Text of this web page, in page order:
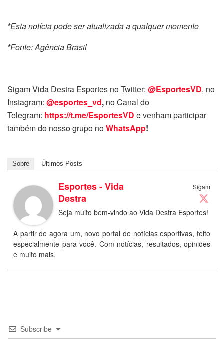
*Esta notícia pode ser atualizada a qualquer momento
*Fonte: Agência Brasil
Sigam Vida Destra Esportes no Twitter: @EsportesVD, no
Instagram: @esportes_vd, no Canal do
Telegram: https://t.me/EsportesVD e venham participar
também do nosso grupo noWhatsApp!
Sobre Últimos Posts
Sigam
Esportes - Vida
Destra
Seja muito bem-vindo ao Vida Destra Esportes!
A partir de agora um, novo portal de notícias esportivas, feito
especialmente para você. Com notícias, resultados, opiniões
e muito mais.
Subscribe